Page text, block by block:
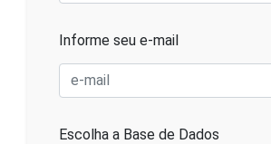
Informe seu e-mail
Escolha a Base de Dados